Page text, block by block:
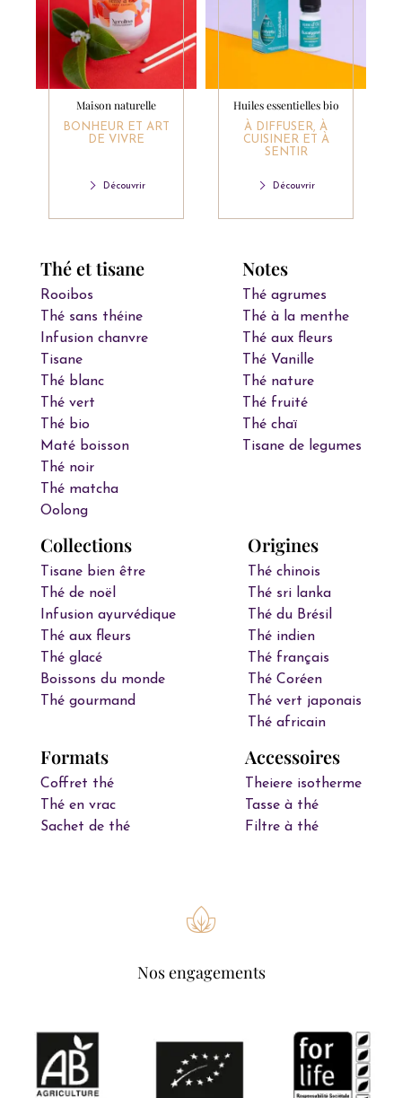
Maison naturelle
BONHEUR ET ART
DE VIVRE
Découvrir
Huiles essentielles bio
À DIFFUSER, À
CUISINER ET À
SENTIR
Découvrir
Thé et tisane
Rooibos
Thé sans théine
Infusion chanvre
Tisane
Thé blanc
Thé vert
Thé bio
Maté boisson
Thé noir
Thé matcha
Oolong
Notes
Thé agrumes
Thé à la menthe
Thé aux fleurs
Thé Vanille
Thé nature
Thé fruité
Thé chaï
Tisane de legumes
Collections
Tisane bien être
Thé de noël
Infusion ayurvédique
Thé aux fleurs
Thé glacé
Boissons du monde
Thé gourmand
Origines
Thé chinois
Thé sri lanka
Thé du Brésil
Thé indien
Thé français
Thé Coréen
Thé vert japonais
Thé africain
Formats
Coffret thé
Thé en vrac
Sachet de thé
Accessoires
Theiere isotherme
Tasse à thé
Filtre à thé
Nos engagements